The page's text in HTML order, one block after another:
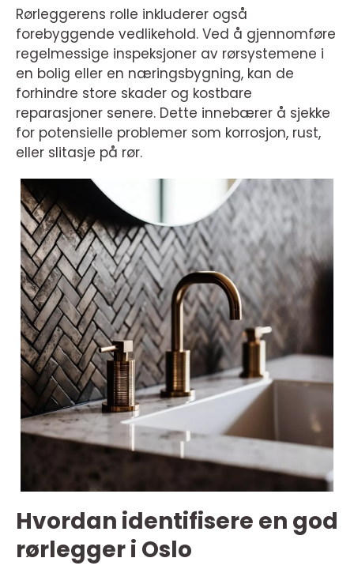
Rørleggerens rolle inkluderer også
forebyggende vedlikehold. Ved å gjennomføre
regelmessige inspeksjoner av rørsystemene i
en bolig eller en næringsbygning, kan de
forhindre store skader og kostbare
reparasjoner senere. Dette innebærer å sjekke
for potensielle problemer som korrosjon, rust,
eller slitasje på rør.
Hvordan identifisere en god
rørlegger i Oslo